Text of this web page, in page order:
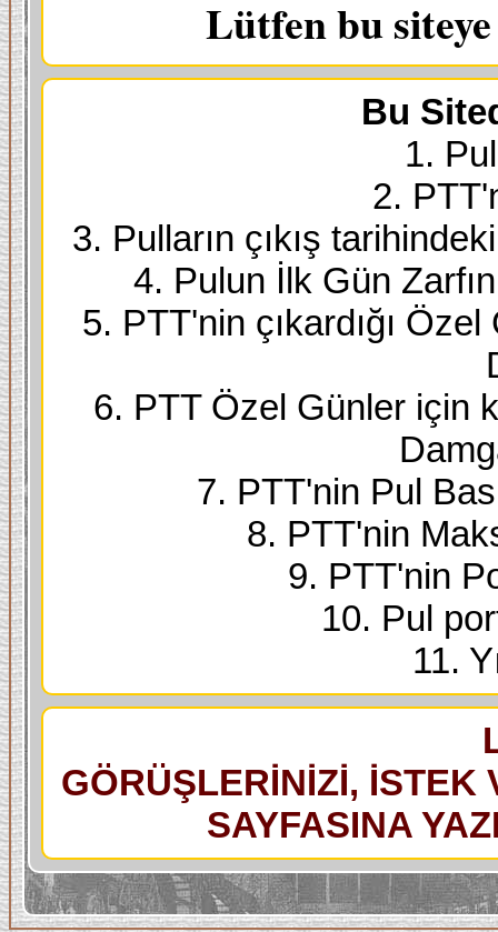
Lütfen bu
Bu
1.
2.
3. Pulların çıkış
4. Pulun İlk Gün
5. PTT'nin çıkardığı
6. PTT Özel Günler için
7. PTT'nin Pul
8. PTT'nin
9. PTT'nin
10. Pul
11.
GÖRÜŞLERİNİZİ, İSTEK
SAYFASINA